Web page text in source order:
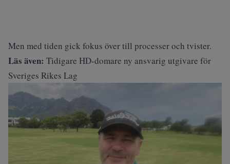
Men med tiden gick fokus över till processer och tvister.
Läs även: Tidigare HD-domare ny ansvarig utgivare för
Sveriges Rikes Lag